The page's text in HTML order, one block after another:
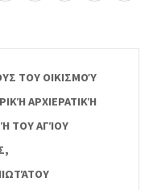
ΤΟΥ ΟΙΚΙΣΜΟΎ
ΑΡΧΙΕΡΑΤΙΚΉ
ΤΟΥ ΑΓΊΟΥ